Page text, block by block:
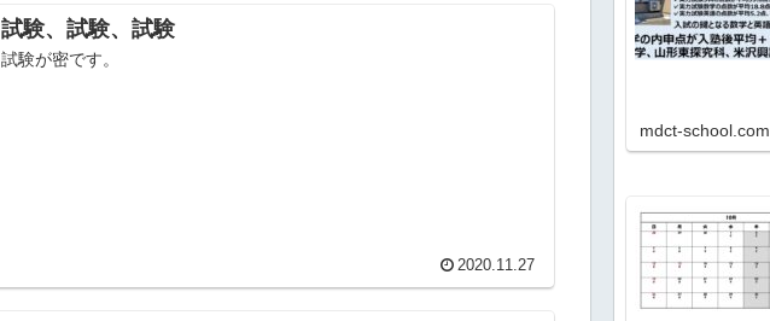
試験、試験、試験
試験が密です。
2020.11.27
mdct-school.com